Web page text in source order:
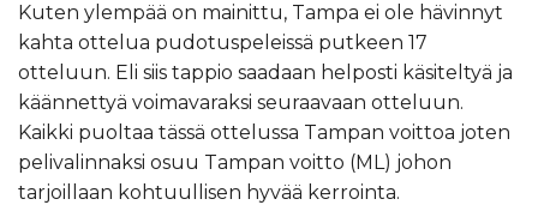
Kuten ylempää on mainittu, Tampa ei ole hävinnyt
kahta ottelua pudotuspeleissä putkeen 17
otteluun. Eli siis tappio saadaan helposti käsiteltyä ja
käännettyä voimavaraksi seuraavaan otteluun.
Kaikki puoltaa tässä ottelussa Tampan voittoa joten
pelivalinnaksi osuu Tampan voitto (ML) johon
tarjoillaan kohtuullisen hyvää kerrointa.